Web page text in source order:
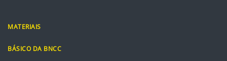
MATERIAIS
BÁSICO DA BNCC